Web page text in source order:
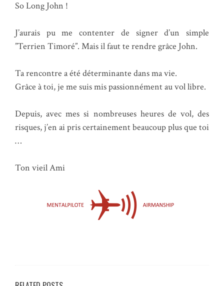
So Long John !
J’aurais pu me contenter de signer d’un simple
”Terrien Timoré”. Mais il faut te rendre grâce John.
Ta rencontre a été déterminante dans ma vie.
Grâce à toi, je me suis mis passionnément au vol libre.
Depuis, avec mes si nombreuses heures de vol, des
risques, j’en ai pris certainement beaucoup plus que toi
…
Ton vieil Ami